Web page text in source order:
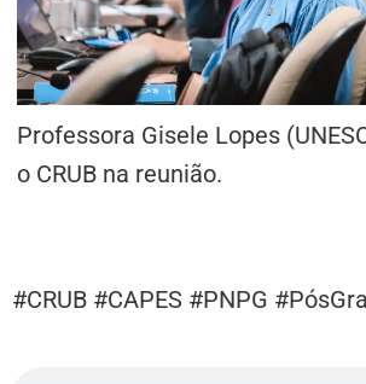
Professora Gisele Lopes
o CRUB na reunião.
#CRUB #CAPES #PNPG